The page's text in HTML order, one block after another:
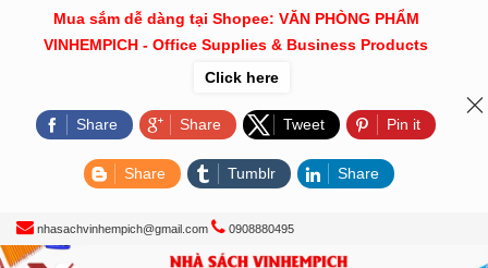
nhasachvinhempich@gmail.com 0908880495
Mua sắm dễ dàng tại Shopee: VĂN PHÒNG PHẨM
VINHEMPICH - Office Supplies & Business Products
Click here
Share Share Tweet Pin it
Share Tumblr Share